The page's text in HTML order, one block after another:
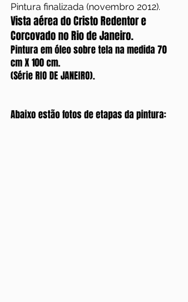
Pintura finalizada (novembro 2012).
Vista aérea do Cristo Redentor e
Corcovado no Rio de Janeiro.
Pintura em óleo sobre tela na medida 70
cm X 100 cm.
(Série RIO DE JANEIRO).
Abaixo estão fotos de etapas da pintura: